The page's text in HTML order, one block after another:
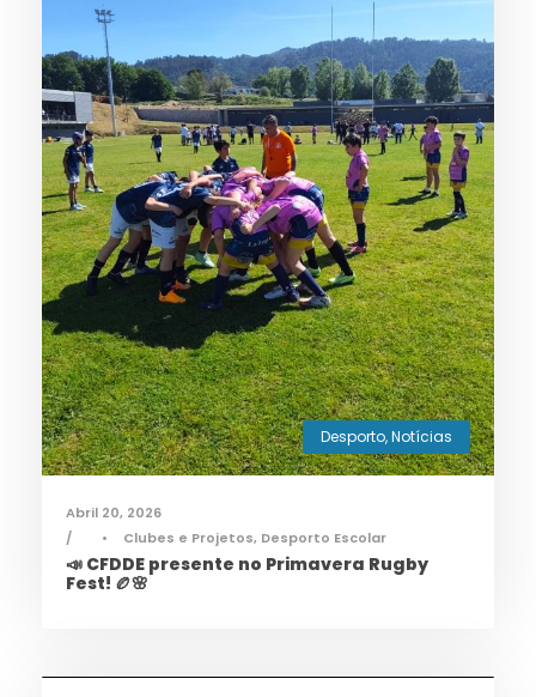
Desporto,Notícias
Abril 20, 2026
•
Clubes e Projetos, Desporto Escolar
📣 CFDDE presente no Primavera Rugby
Fest! 🏉🌸